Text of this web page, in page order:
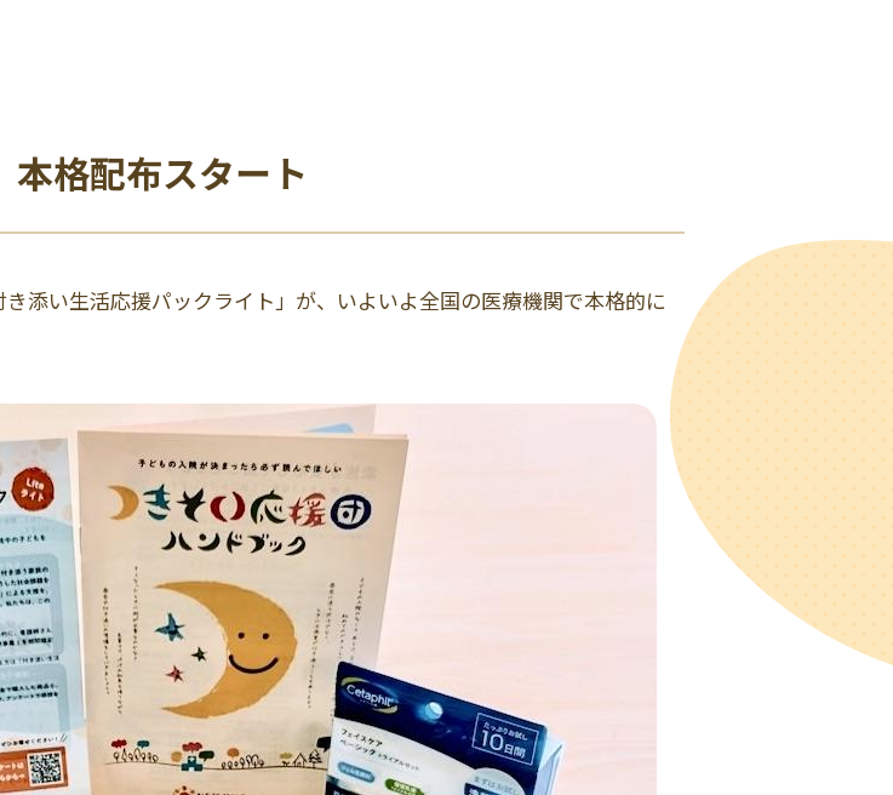
格配布スタート
添い生活応援パックライト」が、いよいよ全国の医療機関で本格的に